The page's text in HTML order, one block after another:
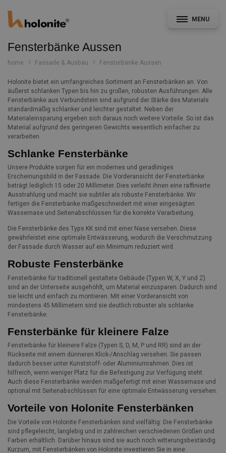
MENU
Allgemein
Fassade & Ausbau
Konstruktionsdetails
Dokumentation
Nachrichten
Projekte
Kontakt
Fensterbänke Aussen
home Fassade & Ausbau Fensterbänke Aussen
Holonite bietet ein umfangreiches Sortiment an Fensterbänken an. Von
äußerst schlanken Typen bis hin zu großen, robusten Ausführungen. Alle
Fensterbänke aus Verbundstein sind aufgrund der Stärke des Materials
standardmäßig schlanker und leichter gestaltet. Neben der
Materialeinsparung ergeben sich daraus noch weitere Vorteile. So ist das
Material aufgrund des geringeren Gewichts wesentlich einfacher zu
verarbeiten.
Schlanke Fensterbänke
Unsere Produkte sorgen für ein modernes und geradliniges
Erscheinungsbild in der Fassade. Die Vorderansicht der Fensterbänke
beträgt lediglich 15 oder 20 Millimeter. Dies verleiht ihnen eine raffinierte
Ausstrahlung und macht sie subtiler als robuste Fensterbänke. Wir
fertigen die Fensterbänke maßgeschneidert mit einer eingesägten
Wassernase und Seitenabschlüssen für die korrekte Verarbeitung.
Die Fensterbänke des Typs KK sind mit einer Nase versehen. Diese
gewährleistet eine optimale Entwässerung, wodurch die Verschmutzung
der Fassade durch Wasser auf ein Minimum reduziert wird.
Robuste Fensterbänke
Fensterbänke für traditionell gestaltete Gebäude (Typen W, X, Y und Z)
sind an der Unterseite ausgehöhlt, um Material einzusparen. Dadurch sind
sie leicht und einfach zu montieren. Mit einer Vorderansicht von
mindestens 45 Millimetern sind sie deutlich robuster als schlanke
Fensterbänke.
Fensterbänke für kleinere Falze
Fensterbänke für kleinere Falze (Typen S, D, M, P und RR) sind an der
Rückseite mit einem dünneren Klick-/Anschlag versehen. Sie passen
dadurch besser unter Kunststoff- oder Aluminiumrahmen. Dies ist
hilfreich, wenn weniger Platz für die Befestigung zur Verfügung steht.
Auch diese Fensterbänke werden maßgefertigt mit einer Wassernase und
optional mit Seitenabschlüssen für eine optimale Entwässerung versehen.
Vorteile von Holonite Fensterbänken
Die Vorteile von Holonite Fensterbänken sind vielfältig: Die Fensterbänke
sind pflegeleicht, langlebig und in zahlreichen verschiedenen Größen und
Farben erhältlich. Darüber hinaus sind sie auch noch witterungsbeständig.
Kurzum, mit Fensterbänken von Holonite investieren Sie in eine